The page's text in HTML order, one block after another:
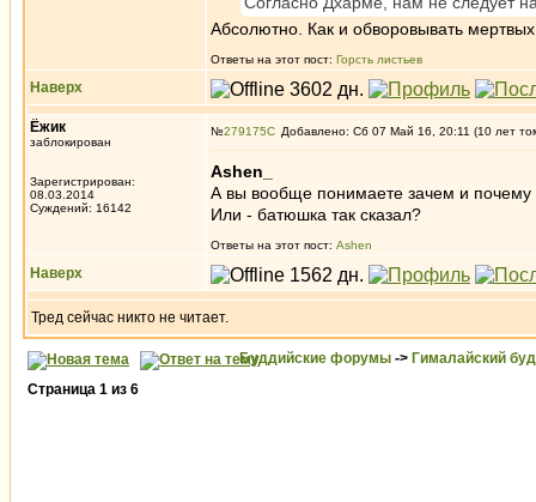
Абсолютно. Как и обворовывать
Ответы на этот пост: Горсть листьев
Наверх
Ёжик
заблокирован
Зарегистрирован:
08.03.2014
Суждений: 16142
№279175 Добавлено: Сб 07 Май 16, 20:11 (10 лет
Ashen_
А вы вообще понимаете зачем и
Или - батюшка так сказал?
Ответы на этот пост: Ashen
Наверх
Тред сейчас никто не читает.
Буддийские форумы -> Гималайский
Страница 1 из 6